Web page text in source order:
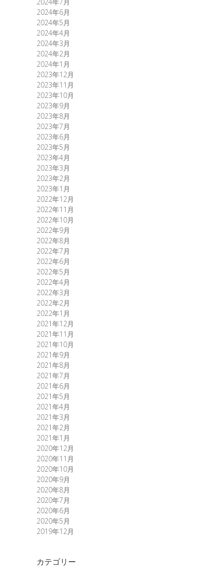
2024年6月
2024年5月
2024年4月
2024年3月
2024年2月
2024年1月
2023年12月
2023年11月
2023年10月
2023年9月
2023年8月
2023年7月
2023年6月
2023年5月
2023年4月
2023年3月
2023年2月
2023年1月
2022年12月
2022年11月
2022年10月
2022年9月
2022年8月
2022年7月
2022年6月
2022年5月
2022年4月
2022年3月
2022年2月
2022年1月
2021年12月
2021年11月
2021年10月
2021年9月
2021年8月
2021年7月
2021年6月
2021年5月
2021年4月
2021年3月
2021年2月
2021年1月
2020年12月
2020年11月
2020年10月
2020年9月
2020年8月
2020年7月
2020年6月
2020年5月
2019年12月
カテゴリー